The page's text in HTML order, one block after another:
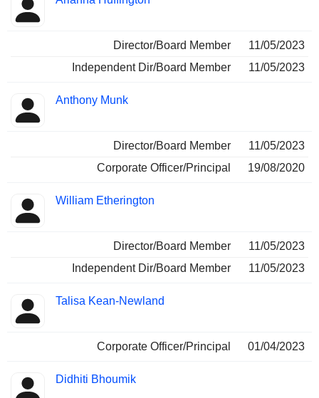
Director/Board Member
11/05/2023
Independent Dir/Board Member
11/05/2023
Anthony Munk
Director/Board Member
11/05/2023
Corporate Officer/Principal
19/08/2020
William Etherington
Director/Board Member
11/05/2023
Independent Dir/Board Member
11/05/2023
Talisa Kean-Newland
Corporate Officer/Principal 01/04/2023
Didhiti Bhoumik